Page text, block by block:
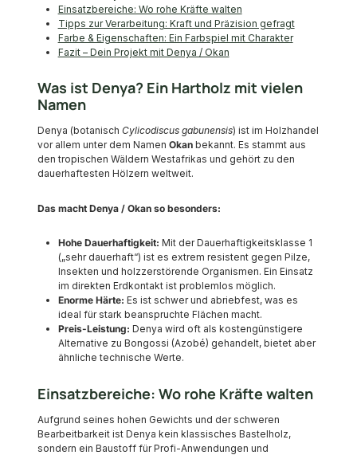
Einsatzbereiche: Wo rohe Kräfte walten
Tipps zur Verarbeitung: Kraft und Präzision gefragt
Farbe & Eigenschaften: Ein Farbspiel mit Charakter
Fazit – Dein Projekt mit Denya / Okan
Was ist Denya? Ein Hartholz mit vielen
Namen
Denya (botanisch Cylicodiscus gabunensis) ist im Holzhandel
vor allem unter dem Namen Okan bekannt. Es stammt aus
den tropischen Wäldern Westafrikas und gehört zu den
dauerhaftesten Hölzern weltweit.
Das macht Denya / Okan so besonders:
Hohe Dauerhaftigkeit: Mit der Dauerhaftigkeitsklasse 1
(„sehr dauerhaft“) ist es extrem resistent gegen Pilze,
Insekten und holzzerstörende Organismen. Ein Einsatz
im direkten Erdkontakt ist problemlos möglich.
Enorme Härte: Es ist schwer und abriebfest, was es
ideal für stark beanspruchte Flächen macht.
Preis-Leistung: Denya wird oft als kostengünstigere
Alternative zu Bongossi (Azobé) gehandelt, bietet aber
ähnliche technische Werte.
Einsatzbereiche: Wo rohe Kräfte walten
Aufgrund seines hohen Gewichts und der schweren
Bearbeitbarkeit ist Denya kein klassisches Bastelholz,
sondern ein Baustoff für Profi-Anwendungen und